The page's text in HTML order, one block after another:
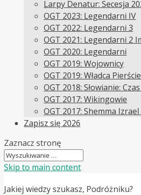
Larpy Denatur: Secesja
OGT 2023: Legendarni IV
OGT 2022: Legendarni 3
OGT 2021: Legendarni 2
OGT 2020: Legendarni
OGT 2019: Wojownicy
OGT 2019: Władca
OGT 2018: Słowianie:
OGT 2017: Wikingowie
OGT 2017: Shemma
Zapisz się 2026
Zaznacz stronę
Skip to main content
Jakiej wiedzy szukasz, Podróżniku?